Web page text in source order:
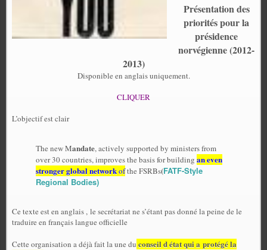
Présentation des
priorités pour la
présidence
norvégienne (2012-
2013)
Disponible en anglais uniquement.
CLIQUER
L’objectif est clair
The new Mandate, actively supported by ministers from
over 30 countries, improves the basis for building an even
stronger global networkofthe FSRBs(FATF-Style
Regional Bodies)
Ce texte est en anglais , le secrétariat ne s’étant pas donné la peine de le
traduire en français langue officielle
Cette organisation a déjà fait la une du conseil d état qui a protégé la